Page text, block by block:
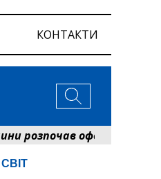
КОНТАКТИ
оформлення
СВІТ